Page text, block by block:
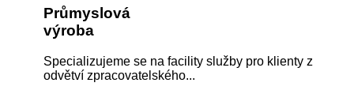
Průmyslová
výroba
Specializujeme se na facility služby pro klienty z
odvětví zpracovatelského...